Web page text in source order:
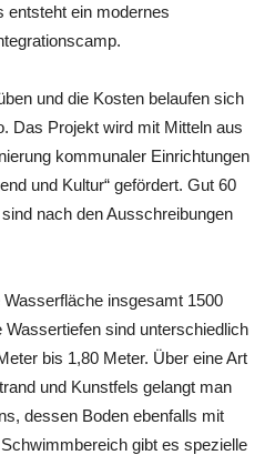
entsteht ein modernes
und die Kosten belaufen sich
Das Projekt wird mit Mitteln aus
kommunaler Einrichtungen
und Kultur“ gefördert. Gut 60
nach den Ausschreibungen
insgesamt 1500
sind unterschiedlich
bis 1,80 Meter. Über eine Art
und Kunstfels gelangt man
dessen Boden ebenfalls mit
gibt es spezielle